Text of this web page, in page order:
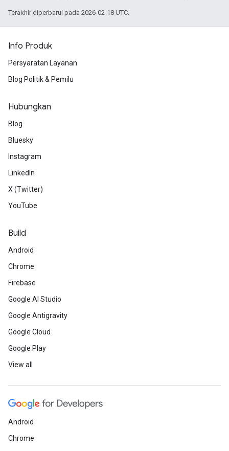
Terakhir diperbarui pada 2026-02-18 UTC.
Info Produk
Persyaratan Layanan
Blog Politik & Pemilu
Hubungkan
Blog
Bluesky
Instagram
LinkedIn
X (Twitter)
YouTube
Build
Android
Chrome
Firebase
Google AI Studio
Google Antigravity
Google Cloud
Google Play
View all
Android
Chrome